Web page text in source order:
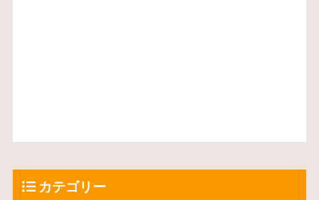
カテゴリー